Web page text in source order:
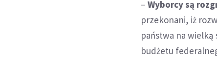
–Wyborcy są
przekonani, iż
państwa na
budżetu